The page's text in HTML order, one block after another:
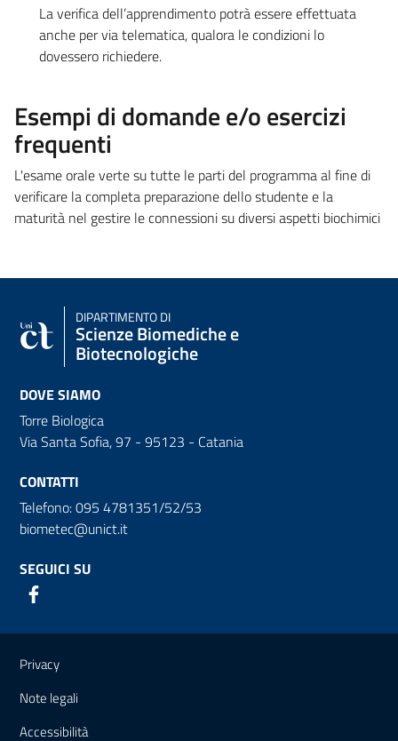
La verifica dell’apprendimento potrà essere effettuata
anche per via telematica, qualora le condizioni lo
dovessero richiedere.
Esempi di domande e/o esercizi
frequenti
L'esame orale verte su tutte le parti del programma al fine di
verificare la completa preparazione dello studente e la
maturità nel gestire le connessioni su diversi aspetti biochimici
DIPARTIMENTO DI
Scienze Biomediche e
Biotecnologiche
DOVE SIAMO
Torre Biologica
Via Santa Sofia, 97 - 95123 - Catania
CONTATTI
Telefono: 095 4781351/52/53
biometec@unict.it
SEGUICI SU
Link e informazioni utili
Privacy
Note legali
Accessibilità